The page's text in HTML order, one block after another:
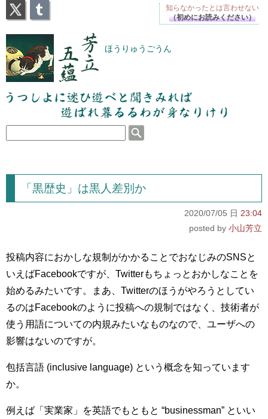
芳立五蘊 ほうりゅうごうん
うつしよに迷ひ遊べと聞きみれば遊ばれ暮るるわが
身なりけり
「黒歴史」は黒人差別か
2020/07/05 日 23:04
小山芳立
投稿内容におかしな規制がかかることでおなじみのSNSと
いえばFacebookですが、Twitterもちょっとおかしなことを
始めるみたいです。まあ、Twitterのほうがやろうとしてい
るのはFacebookのように投稿への規制ではなく、技術者が
使う用語についての内規みたいなものなので、ユーザへの
影響はないのですが。
包括言語 (inclusive language) という概念を知っています
か。
例えば「実業家」を英語でもともと “businessman” といい
知らなかったとは言わせない
（初めにお読みください）
X Tumblr